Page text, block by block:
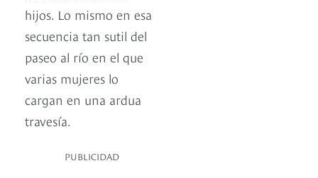
hijos. Lo mismo en esa
secuencia tan sutil del
paseo al río en el que
varias mujeres lo
cargan en una ardua
travesía.
PUBLICIDAD